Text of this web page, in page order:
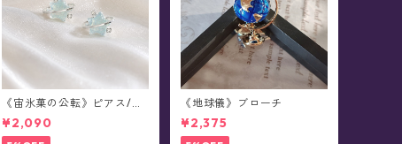
《宙氷菓の公転》ピアス/イ
ヤリング
¥2,090
《地球儀》ブローチ
¥2,375